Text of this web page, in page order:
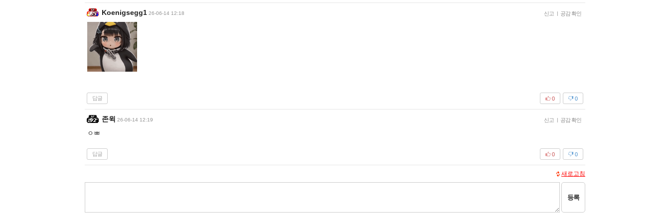
Koenigsegg1 26-06-14 12:18 신고 | 공감 확인
답글 0
0
존윅 26-06-14 12:19 신고 | 공감 확인
ㅇㅃ
답글 0
0
새로고침
등록